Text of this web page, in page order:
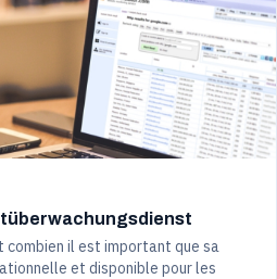
il est important que sa
et disponible pour les